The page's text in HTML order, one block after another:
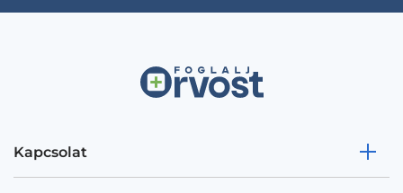
Kapcsolat